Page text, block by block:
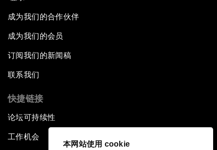
本网站使用 cookie
成为我们的合作伙伴
成为我们的会员
订阅我们的新闻稿
联系我们
快捷链接
论坛可持续性
工作机会